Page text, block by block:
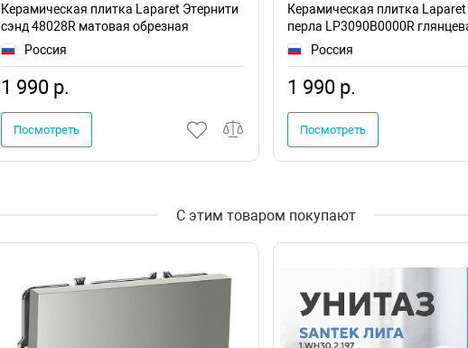
Керамическая плитка Laparet Этернити
сэнд 48028R матовая обрезная
Россия
1 990 р.
Посмотреть
Керамическая плитка
перла LP3090B0000R
обрезная
Россия
1 990 р.
Посмотреть
С этим товаром покупают